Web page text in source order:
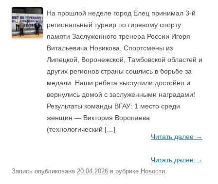
На прошлой неделе город Елец принимал 3-й
региональный турнир по гиревому спорту
памяти Заслуженного тренера России Игоря
Витальевича Новикова. Спортсмены из
Липецкой, Воронежской, Тамбовской областей и
других регионов страны сошлись в борьбе за
медали. Наши ребята выступили достойно и
вернулись домой с заслуженными наградами!
Результаты команды ВГАУ: 1 место среди
женщин — Виктория Воропаева
(технологический […]
Читать далее →
Читать далее →
Запись опубликована 20.04.2026 в рубрике Новости